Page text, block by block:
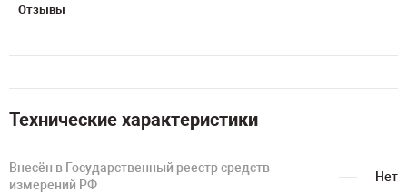
Отзывы
Технические характеристики
Внесён в Государственный реестр средств
измерений РФ
Нет